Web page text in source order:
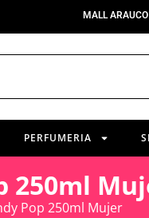
MALL
PERFUMERIA
250ml
Pop 250ml Mujer